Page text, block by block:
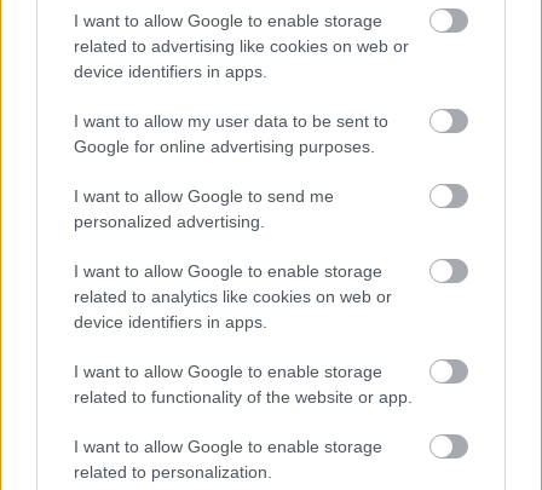
I want to allow Google to enable storage
related to advertising like cookies on web or
device identifiers in apps.
I want to allow my user data to be sent to
Google for online advertising purposes.
I want to allow Google to send me
personalized advertising.
I want to allow Google to enable storage
related to analytics like cookies on web or
device identifiers in apps.
I want to allow Google to enable storage
related to functionality of the website or app.
I want to allow Google to enable storage
related to personalization.
Hírlevél feliratkozás
Adja meg keresztnevét:
meg e-mail címét:
Megismertem és elfogadom aGDPR-szabályzat ot
legfrissebb információkkal és exkluzív tartalmakkal hétről hétre
postaládájába érkezik!
A SZOL24 legfrissebb 24 cikke
A Szolnok megyei gazdák nagyon nem akarták a JÉGER
további üzemeltetését